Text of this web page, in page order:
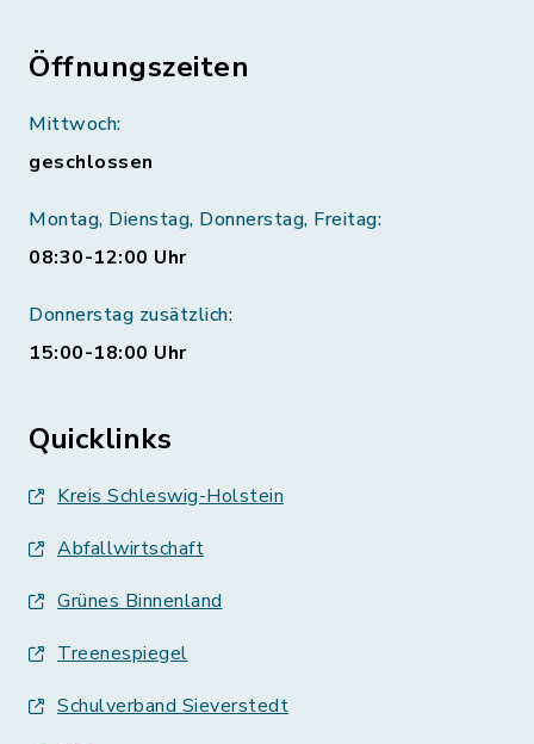
Öffnungszeiten
Mittwoch:
geschlossen
Montag, Dienstag, Donnerstag, Freitag:
08:30-12:00 Uhr
Donnerstag zusätzlich:
15:00-18:00 Uhr
Quicklinks
Kreis Schleswig-Holstein
Abfallwirtschaft
Grünes Binnenland
Treenespiegel
Schulverband Sieverstedt